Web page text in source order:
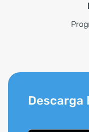
Descarga